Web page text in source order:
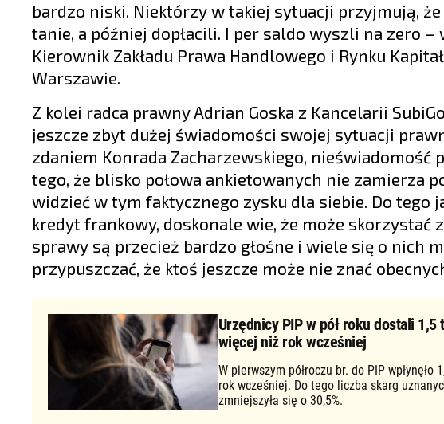
bardzo niski. Niektórzy w takiej sytuacji przyjmują,
tanie, a później dopłacili. I per saldo wyszli na zero
Kierownik Zakładu Prawa Handlowego i Rynku
Warszawie.
Z kolei radca prawny Adrian Goska z Kancelarii
jeszcze zbyt dużej świadomości swojej sytuacji
zdaniem Konrada Zacharzewskiego,
tego, że blisko połowa ankietowanych nie zamierza
widzieć w tym faktycznego zysku dla siebie. Do tego
kredyt frankowy, doskonale wie, że może skorzystać
sprawy są przecież bardzo głośne i wiele się o nich
przypuszczać, że ktoś jeszcze może nie znać
Urzędnicy PIP w pół roku dostali
więcej niż rok wcześniej
W pierwszym półroczu br. do PIP
rok wcześniej. Do tego liczba skarg
zmniejszyła się o 30,5%.